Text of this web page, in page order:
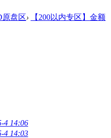
原盘区›
【200以内专区】金额
4 14:06
4 14:03